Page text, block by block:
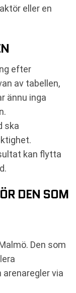
eller en
efter
av tabellen,
ännu inga
ska
kan flytta
DEN SOM
Den som
via